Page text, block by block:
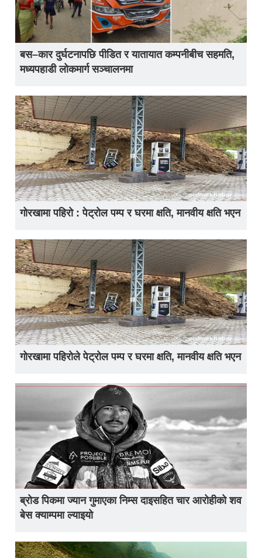
बस–कार दुर्घटनापछि पीडित र यातायात कम्पनीबीच सहमति,
मध्यपहाडी लोकमार्ग सञ्चालनमा
गोरखामा पहिरो : पेट्रोल पम्प र घरमा क्षति, मानवीय क्षति भएन
गोरखामा पहिरोले पेट्रोल पम्प र घरमा क्षति, मानवीय क्षति भएन
ब्रोड पिकमा ज्यान गुमाएका निम्स दाइसहित चार आरोहीको शव
बेस क्याम्पमा ल्याइयो